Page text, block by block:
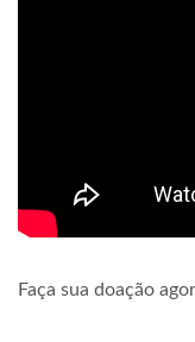
Faça sua doação